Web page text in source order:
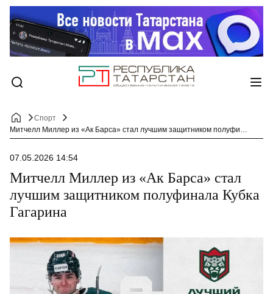
Спорт
Митчелл Миллер из «Ак Барса» стал лучшим защитником полуфинала Кубка Гагарина
07.05.2026 14:54
Митчелл Миллер из «Ак Барса» стал
лучшим защитником полуфинала Кубка
Гагарина